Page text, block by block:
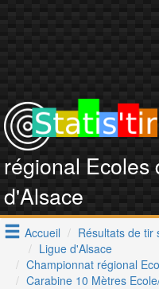
régional Ecoles
d'Alsace
Accueil Résultats de tir
Ligue d'Alsace
Championnat régional
Carabine 10 Mètres